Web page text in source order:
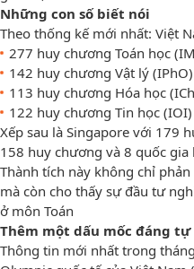
Những con số biết nói
Theo thống kế mới nhất: Việt
277 huy chương Toán học
142 huy chương Vật lý (IPhO)
113 huy chương Hóa học
122 huy chương Tin học (IOI)
Xếp sau là Singapore với 179
158 huy chương và 8 quốc gia
Thành tích này không chỉ
mà còn cho thấy sự đầu tư
ở môn Toán
Thêm một dấu mốc đáng tự
Thông tin mới nhất trong